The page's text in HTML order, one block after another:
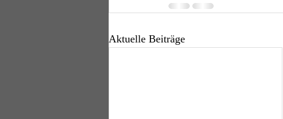
Aktuelle Beiträge